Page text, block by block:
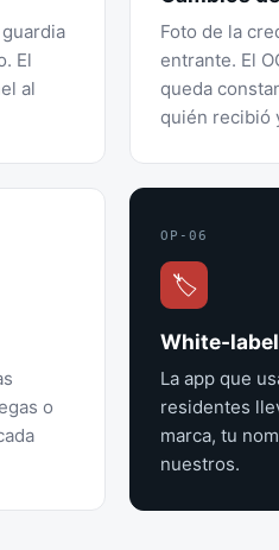
El
al
Foto de la
entrante. El
queda
quién recibió
o
OP-06
🏷
White-label
La app que
residentes
marca, tu
nuestros.